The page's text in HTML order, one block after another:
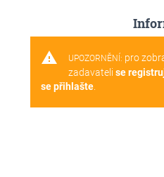
warning UPOZORNĚNÍ: pro
zadavateli se
se přihlašte.